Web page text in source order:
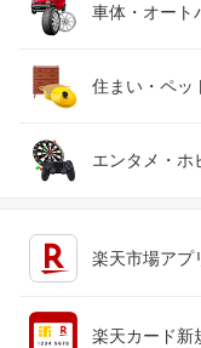
靴
腕時計
ジュエリー・
日本酒・焼酎
TV・オーディ
スマートフォ
パソコン・周
スポーツ・ア
ゴルフ
車体・オート
車用品・バイ
車・バイク
住まい・ペッ
インテリア・
エンタメ・ホ
楽天市場アプ
楽天カード新